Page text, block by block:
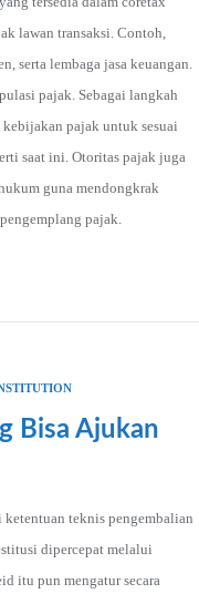
lawan transaksi. Contoh,
serta lembaga jasa keuangan.
pajak. Sebagai langkah
kebijakan pajak untuk sesuai
saat ini. Otoritas pajak juga
guna mendongkrak
pajak.
Bisa Ajukan
ketentuan teknis pengembalian
dipercepat melalui
itu pun mengatur secara